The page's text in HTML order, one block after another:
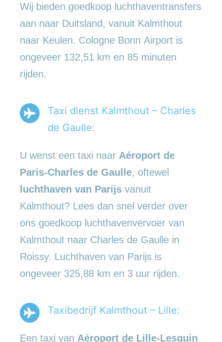
Wij bieden goedkoop luchthaventransfers
aan naar Duitsland, vanuit Kalmthout
naar Keulen. Cologne Bonn Airport is
ongeveer 132,51 km en 85 minuten
rijden.
Taxi dienst Kalmthout – Charles
de Gaulle:
U wenst een taxi naar Aéroport de
Paris-Charles de Gaulle, oftewel
luchthaven van Parijs vanuit
Kalmthout? Lees dan snel verder over
ons goedkoop luchthavenvervoer van
Kalmthout naar Charles de Gaulle in
Roissy. Luchthaven van Parijs is
ongeveer 325,88 km en 3 uur rijden.
Taxibedrijf Kalmthout – Lille:
Een taxi van Aéroport de Lille-Lesquin